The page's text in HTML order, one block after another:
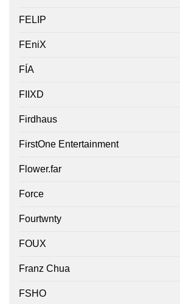
FELIP
FEniX
FÍA
FIIXD
Firdhaus
FirstOne Entertainment
Flower.far
Force
Fourtwnty
FOUX
Franz Chua
FSHO